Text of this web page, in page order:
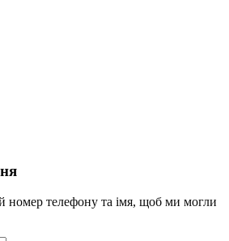
номер телефону та iмя, щоб ми могли